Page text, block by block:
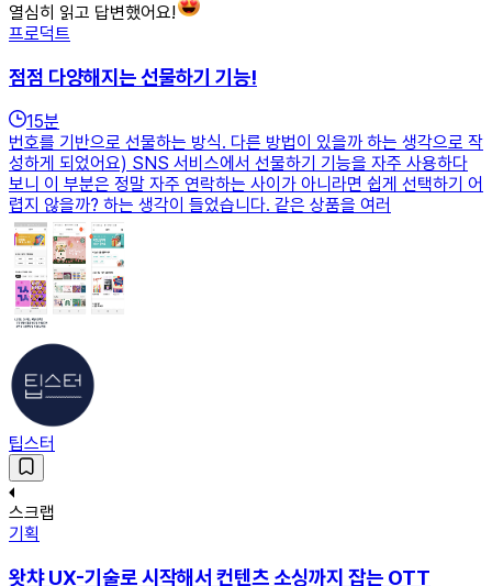
열심히 읽고 답변했어요!
프로덕트
점점 다양해지는 선물하기 기능!
15분
번호를 기반으로 선물하는 방식. 다른 방법이 있을까 하는 생각으로 작
성하게 되었어요) SNS 서비스에서 선물하기 기능을 자주 사용하다
보니 이 부분은 정말 자주 연락하는 사이가 아니라면 쉽게 선택하기 어
렵지 않을까? 하는 생각이 들었습니다. 같은 상품을 여러
팁스터
스크랩
기획
왓챠 UX-기술로 시작해서 컨텐츠 소싱까지 잡는 OTT